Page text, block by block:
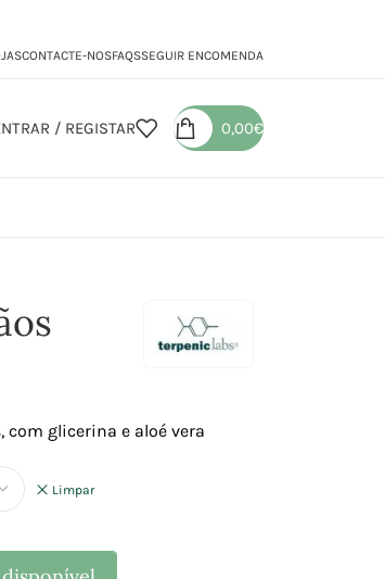
CONTACTE-NOSFAQSSEGUIR ENCOMENDA
/ REGISTAR 0,00€
com glicerina e aloé vera
Limpar